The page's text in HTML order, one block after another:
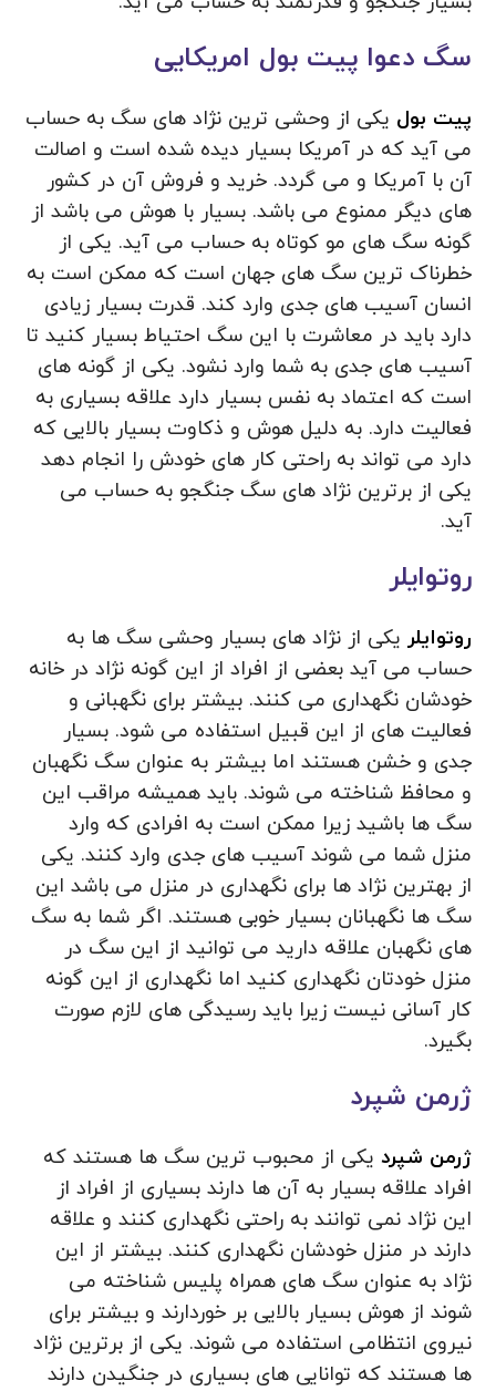
سگ دعوا پیت بول امریکایی
پیت بول یکی از وحشی ترین نژاد های سگ به حساب
می آید که در آمریکا بسیار دیده شده است و اصالت
آن با آمریکا و می گردد. خرید و فروش آن در کشور
های دیگر ممنوع می باشد. بسیار با هوش می باشد از
گونه سگ های مو کوتاه به حساب می‌ آید. یکی از
خطرناک ترین سگ های جهان است که ممکن است به
انسان آسیب های جدی وارد کند. قدرت بسیار زیادی
دارد باید در معاشرت با این سگ احتیاط بسیار کنید تا
آسیب‌ های جدی به شما وارد نشود. یکی از گونه‌ های
است که اعتماد به نفس بسیار دارد علاقه بسیاری به
فعالیت دارد. به دلیل هوش و ذکاوت بسیار بالایی که
دارد می‌ تواند به راحتی کار های خودش را انجام دهد
یکی از برترین نژاد های سگ جنگجو به حساب می‌
آید.
روتوایلر
روتوایلر یکی از نژاد های بسیار وحشی سگ ها به
حساب می آید بعضی از افراد از این گونه نژاد در خانه
خودشان نگهداری می کنند. بیشتر برای نگهبانی و
فعالیت‌ های از این قبیل استفاده می شود. بسیار
جدی و خشن هستند اما بیشتر به عنوان سگ نگهبان
و محافظ شناخته می شوند. باید همیشه مراقب این
سگ‌ ها باشید زیرا ممکن است به افرادی که وارد
منزل شما می شوند آسیب‌ های جدی وارد کنند. یکی
از بهترین نژاد ها برای نگهداری در منزل می باشد این
سگ ها نگهبانان بسیار خوبی هستند. اگر شما به سگ
های‌ نگهبان علاقه دارید می توانید از این سگ در
منزل خودتان نگهداری کنید اما نگهداری از این گونه
کار آسانی نیست زیرا باید رسیدگی های لازم صورت
بگیرد.
ژرمن شپرد
ژرمن شپرد یکی از محبوب ترین سگ ها هستند که
افراد علاقه بسیار به آن ها دارند بسیاری از افراد از
این نژاد نمی توانند به راحتی نگهداری کنند و علاقه
دارند در منزل خودشان نگهداری کنند. بیشتر از این
نژاد به عنوان سگ های همراه پلیس شناخته می
شوند از هوش بسیار بالایی بر خوردارند و بیشتر برای
نیروی انتظامی استفاده می شوند. یکی از برترین نژاد
ها هستند که توانایی های بسیاری در جنگیدن دارند